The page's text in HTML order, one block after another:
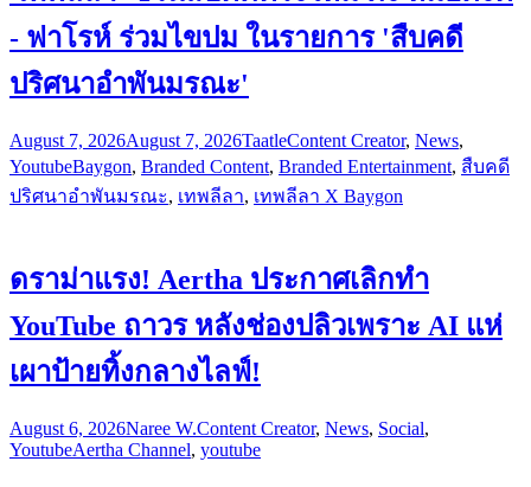
- ฟาโรห์ ร่วมไขปม ในรายการ 'สืบคดี
ปริศนาอำพันมรณะ'
August 7, 2026August 7, 2026TaatleContent Creator, News,
YoutubeBaygon, Branded Content, Branded Entertainment, สืบคดี
ปริศนาอำพันมรณะ, เทพลีลา, เทพลีลา X Baygon
ดราม่าแรง! Aertha ประกาศเลิกทำ
YouTube ถาวร หลังช่องปลิวเพราะ AI แห่
เผาป้ายทิ้งกลางไลฟ์!
August 6, 2026Naree W.Content Creator, News, Social,
YoutubeAertha Channel, youtube